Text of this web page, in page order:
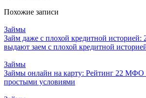
Похожие записи
Займы
Займ даже с плохой кредитной
выдают заем с плохой кредитной
Займы
Займы онлайн на карту: Рейтинг 22 МФО
простыми условиями